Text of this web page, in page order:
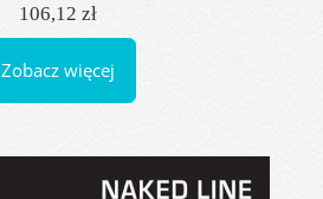
106,12 zł
Zobacz więcej